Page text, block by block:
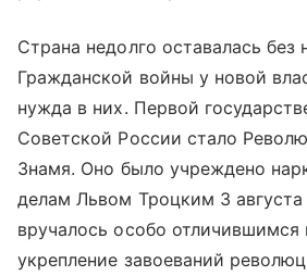
Страна недолго оставалась без
Гражданской войны у новой
нужда в них. Первой
Советской России стало
Знамя. Оно было учреждено
делам Львом Троцким 3 августа
вручалось особо отличившимся
укрепление завоеваний